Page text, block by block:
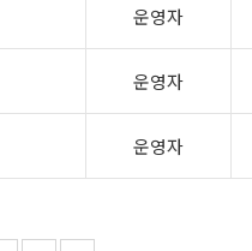
운영자
운영자
운영자